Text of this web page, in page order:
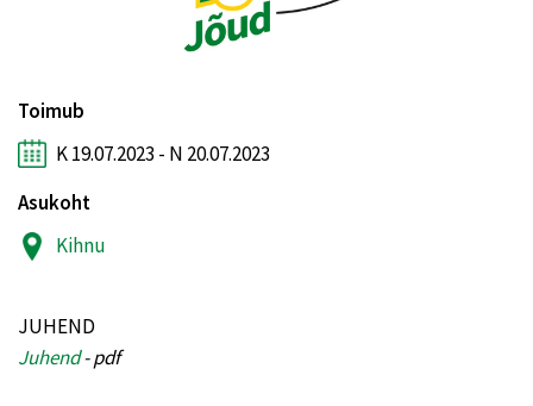
Toimub
K 19.07.2023 - N 20.07.2023
Asukoht
Kihnu
JUHEND
Juhend- pdf